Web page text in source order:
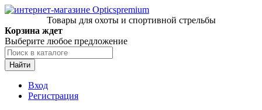
Товары для охоты и спортивной стрельбы
Корзина ждет
Выберите любое предложение
Найти
Вход
Регистрация